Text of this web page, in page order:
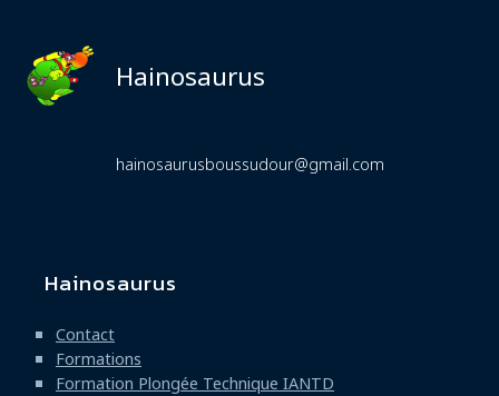
Hainosaurus
hainosaurusboussudour@gmail.com
Navigation
principale
Hainosaurus
Contact
Formations
Formation Plongée Technique IANTD